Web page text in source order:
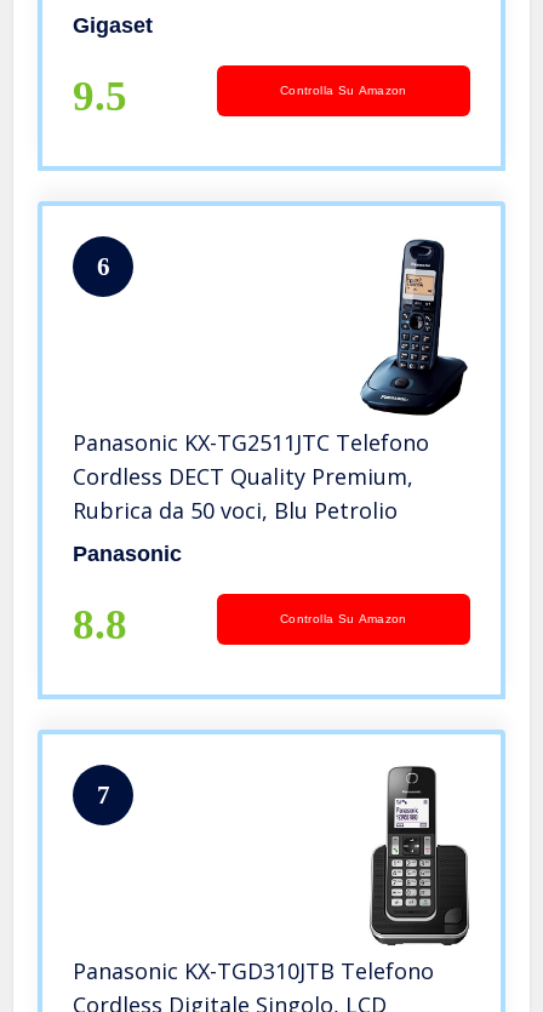
Black List, Lista Chiamate Fatte,
Italiana]
Gigaset
9.5 Controlla Su Amazon
6
Panasonic KX-TG2511JTC Telefono
Cordless DECT Quality Premium,
Rubrica da 50 voci, Blu Petrolio
Panasonic
8.8 Controlla Su Amazon
7
Panasonic KX-TGD310JTB Telefono
Cordless Digitale Singolo, LCD